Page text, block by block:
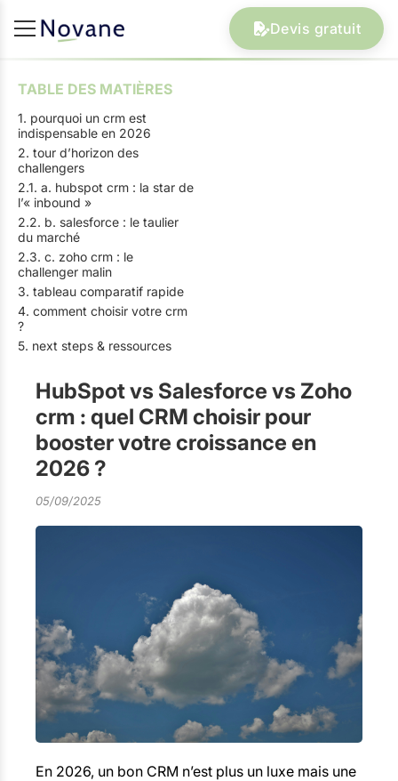
Devis gratuit
TABLE DES MATIÈRES
1. pourquoi un crm est
indispensable en 2026
2. tour d’horizon des
challengers
2.1. a. hubspot crm : la star de
l’« inbound »
2.2. b. salesforce : le taulier
du marché
2.3. c. zoho crm : le
challenger malin
3. tableau comparatif rapide
4. comment choisir votre crm
?
5. next steps & ressources
HubSpot vs Salesforce vs Zoho
crm : quel CRM choisir pour
booster votre croissance en
2026 ?
05/09/2025
En 2026, un bon CRM n’est plus un luxe mais une